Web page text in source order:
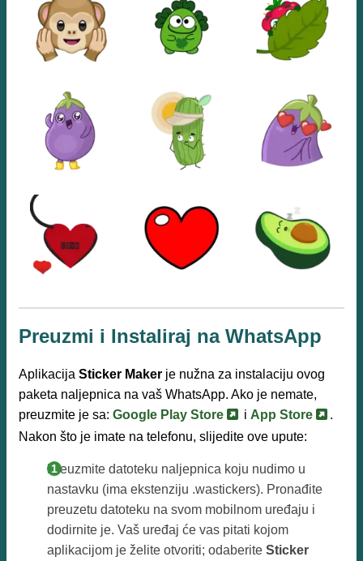
Preuzmi i Instaliraj na WhatsApp
Aplikacija Sticker Maker je nužna za instalaciju ovog
paketa naljepnica na vaš WhatsApp. Ako je nemate,
preuzmite je sa: Google Play Store i App Store
.
Nakon što je imate na telefonu, slijedite ove upute:
Preuzmite datoteku naljepnica koju nudimo u
nastavku (ima ekstenziju .wastickers). Pronađite
preuzetu datoteku na svom mobilnom uređaju i
dodirnite je. Vaš uređaj će vas pitati kojom
aplikacijom je želite otvoriti; odaberite Sticker